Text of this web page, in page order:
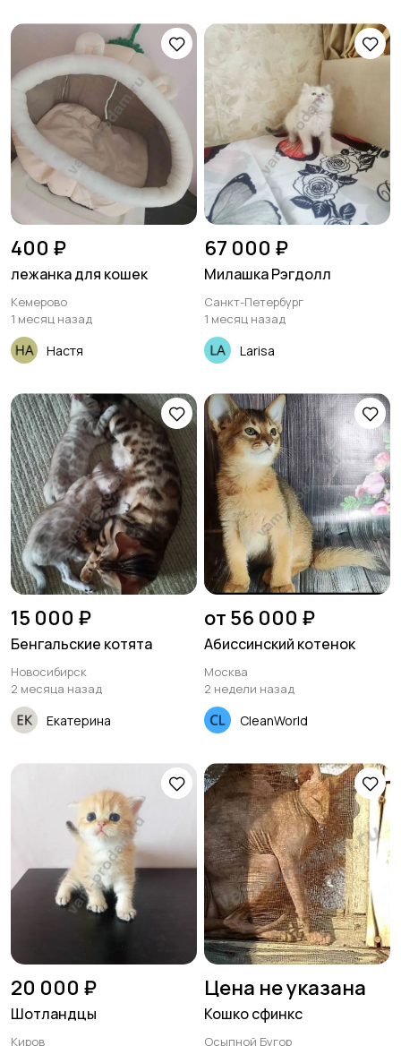
400 ₽
лежанка для кошек
Кемерово
1 месяц назад
Настя
67 000 ₽
Милашка Рэгдолл
Санкт-Петербург
1 месяц назад
Larisa
15 000 ₽
Бенгальские котята
Новосибирск
2 месяца назад
Екатерина
от 56 000 ₽
Абиссинский котенок
Москва
2 недели назад
CleanWorld
20 000 ₽
Шотландцы
Киров
Цена не указана
Кошко сфинкс
Осыпной Бугор